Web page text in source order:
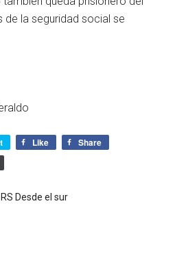
la seguridad social se
Like
Share
RS Desde el sur